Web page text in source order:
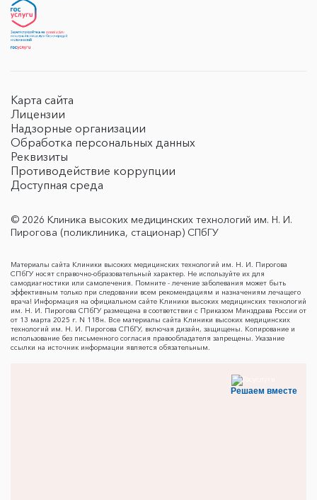
Карта сайта
Лицензии
Надзорные организации
Обработка персональных данных
Реквизиты
Противодействие коррупции
Доступная среда
© 2026 Клиника высоких медицинских технологий им. Н. И.
Пирогова (поликлиника, стационар) СПбГУ
Материалы сайта Клиники высоких медицинских технологий им. Н. И. Пирогова
СПбГУ носят справочно-образовательный характер. Не используйте их для
самодиагностики или самолечения. Помните - лечение заболевания может быть
эффективным только при следовании всем рекомендациям и назначениям лечащего
врача! Информация на официальном сайте Клиники высоких медицинских технологий
им. Н. И. Пирогова СПбГУ размещена в соответствии с Приказом Минздрава России от
от 13 марта 2025 г. N 118н. Все материалы сайта Клиники высоких медицинских
технологий им. Н. И. Пирогова СПбГУ, включая дизайн, защищены. Копирование и
использование без письменного согласия правообладателя запрещены. Указание
ссылки на источник информации является обязательным.
Решаем вместе